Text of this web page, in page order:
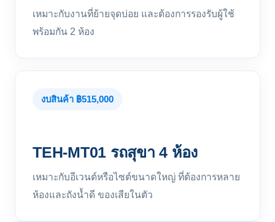
เหมาะกับงานที่ย้ายจุดบ่อย และต้องการรองรับผู้ใช้
พร้อมกัน 2 ห้อง
งบสินค้า ฿515,000
TEH-MT01 รถสุขา 4 ห้อง
เหมาะกับอีเวนต์หรือไซต์ขนาดใหญ่ ที่ต้องการหลาย
ห้องและถังน้ำดี ของเสียในตัว